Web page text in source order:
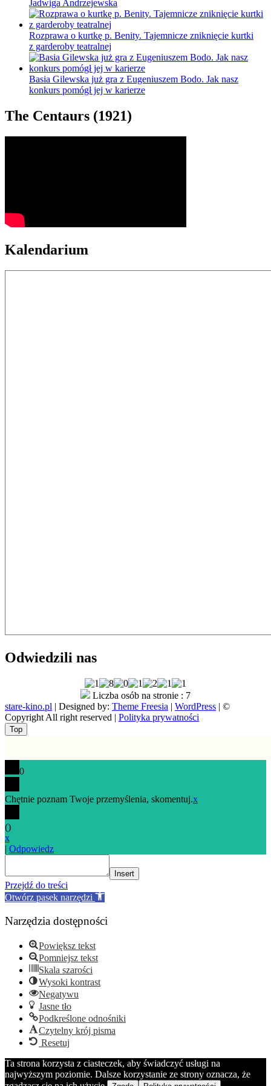
Jadwiga Andrzejewska
Rozprawa o kurtkę p. Benity. Tajemnicze zniknięcie kurtki
z garderoby teatralnej
Basia Gilewska już gra z Eugeniuszem Bodo. Jak nasz
konkurs pomógł jej w karierze
The Centaurs (1921)
Kalendarium
Odwiedzili nas
Liczba osób na stronie : 7
stare-kino.pl | Designed by: Theme Freesia | WordPress | ©
Copyright All right reserved | Polityka prywatności
Go
to
Top
0
Chętnie poznam Twoje przemyślenia, skomentuj.x
()
x
| Odpowiedz
Insert
Przejdź do treści
Otwórz pasek narzędzi
Narzędzia dostępności
Powiększ tekst
Pomniejsz tekst
Skala szarości
Wysoki kontrast
Negatywu
Jasne tło
Podkreślone odnośniki
Czytelny krój pisma
Resetuj
Ta strona korzysta z ciasteczek, aby świadczyć usługi na
najwyższym poziomie. Dalsze korzystanie ze strony oznacza, że